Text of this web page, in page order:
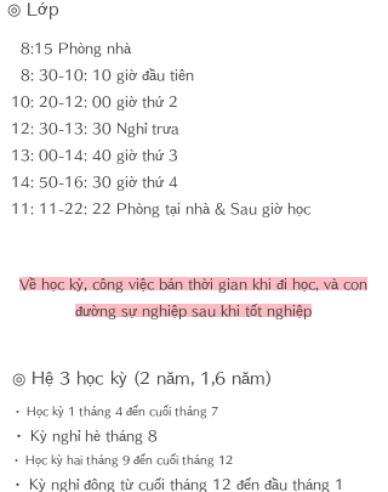
◎ Lớp
8:15 Phòng nhà
8: 30-10: 10 giờ đầu tiên
10: 20-12: 00 giờ thứ 2
12: 30-13: 30 Nghỉ trưa
13: 00-14: 40 giờ thứ 3
14: 50-16: 30 giờ thứ 4
11: 11-22: 22 Phòng tại nhà & Sau giờ học
Về học kỳ, công việc bán thời gian khi đi học, và con
đường sự nghiệp sau khi tốt nghiệp
◎ Hệ 3 học kỳ (2 năm, 1,6 năm)
・ Học kỳ 1 tháng 4 đến cuối tháng 7
・ Kỳ nghỉ hè tháng 8
・ Học kỳ hai tháng 9 đến cuối tháng 12
・ Kỳ nghỉ đông từ cuối tháng 12 đến đầu tháng 1